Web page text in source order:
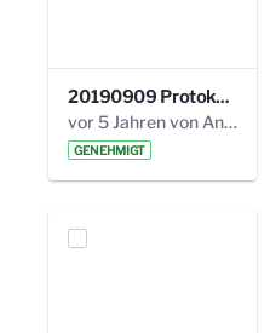
20190909 Protokoll 27. Steuerungskreis.pdf
vor 5 Jahren von Anni Schlumberger
GENEHMIGT